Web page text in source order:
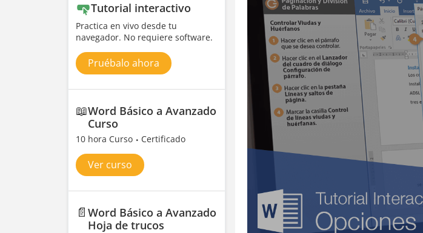
Tutorial interactivo
Practica en vivo desde tu
navegador. No requiere software.
Pruébalo ahora
📖Word Básico a Avanzado
Curso
10 hora Curso Certificado
Ver curso
📄 Word Básico a Avanzado
Hoja de trucos